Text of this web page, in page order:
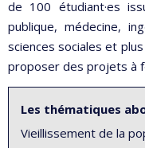
de 100 étudiant·es
publique, médecine,
sciences sociales et
proposer des projets à
Les thématiques
Vieillissement de la